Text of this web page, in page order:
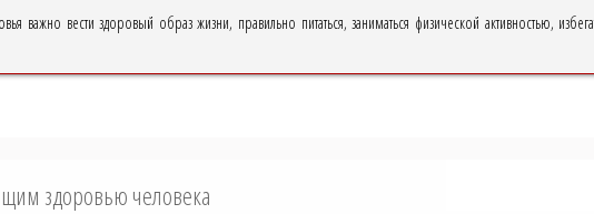
важно вести здоровый образ жизни, правильно питаться, заниматься физической активностью,
здоровью человека